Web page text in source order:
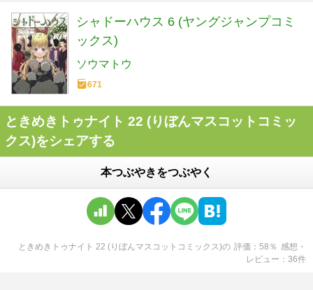
シャドーハウス 6 (ヤングジャンプコミ
ックス)
ソウマトウ
671
ときめきトゥナイト 22 (りぼんマスコットコミッ
クス)をシェアする
本つぶやきをつぶやく
ときめきトゥナイト 22 (りぼんマスコットコミックス)の 評価 58 ％ 感想・
レビュー
36件